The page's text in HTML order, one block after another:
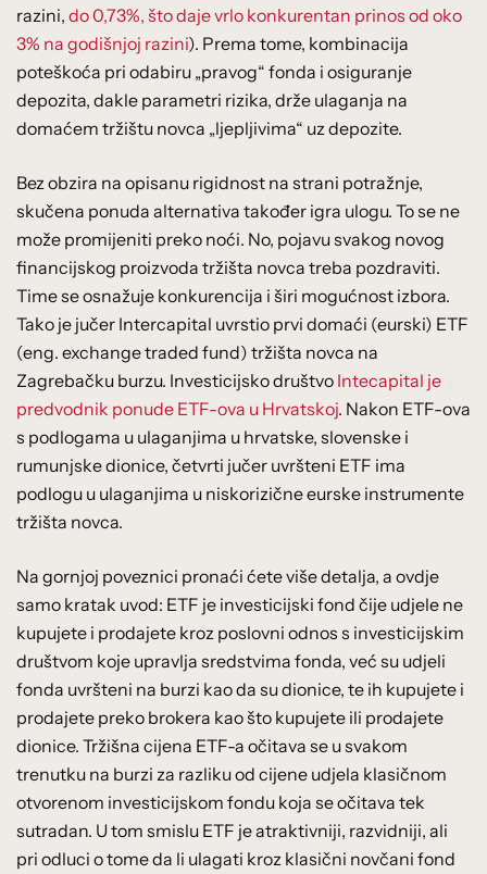
razini, do 0,73%, što daje vrlo konkurentan prinos od oko
3% na godišnjoj razini). Prema tome, kombinacija
poteškoća pri odabiru „pravog“ fonda i osiguranje
depozita, dakle parametri rizika, drže ulaganja na
domaćem tržištu novca „ljepljivima“ uz depozite.
Bez obzira na opisanu rigidnost na strani potražnje,
skučena ponuda alternativa također igra ulogu. To se ne
može promijeniti preko noći. No, pojavu svakog novog
financijskog proizvoda tržišta novca treba pozdraviti.
Time se osnažuje konkurencija i širi mogućnost izbora.
Tako je jučer Intercapital uvrstio prvi domaći (eurski) ETF
(eng. exchange traded fund) tržišta novca na
Zagrebačku burzu. Investicijsko društvo Intecapital je
predvodnik ponude ETF-ova u Hrvatskoj. Nakon ETF-ova
s podlogama u ulaganjima u hrvatske, slovenske i
rumunjske dionice, četvrti jučer uvršteni ETF ima
podlogu u ulaganjima u niskorizične eurske instrumente
tržišta novca.
Na gornjoj poveznici pronaći ćete više detalja, a ovdje
samo kratak uvod: ETF je investicijski fond čije udjele ne
kupujete i prodajete kroz poslovni odnos s investicijskim
društvom koje upravlja sredstvima fonda, već su udjeli
fonda uvršteni na burzi kao da su dionice, te ih kupujete i
prodajete preko brokera kao što kupujete ili prodajete
dionice. Tržišna cijena ETF-a očitava se u svakom
trenutku na burzi za razliku od cijene udjela klasičnom
otvorenom investicijskom fondu koja se očitava tek
sutradan. U tom smislu ETF je atraktivniji, razvidniji, ali
pri odluci o tome da li ulagati kroz klasični novčani fond